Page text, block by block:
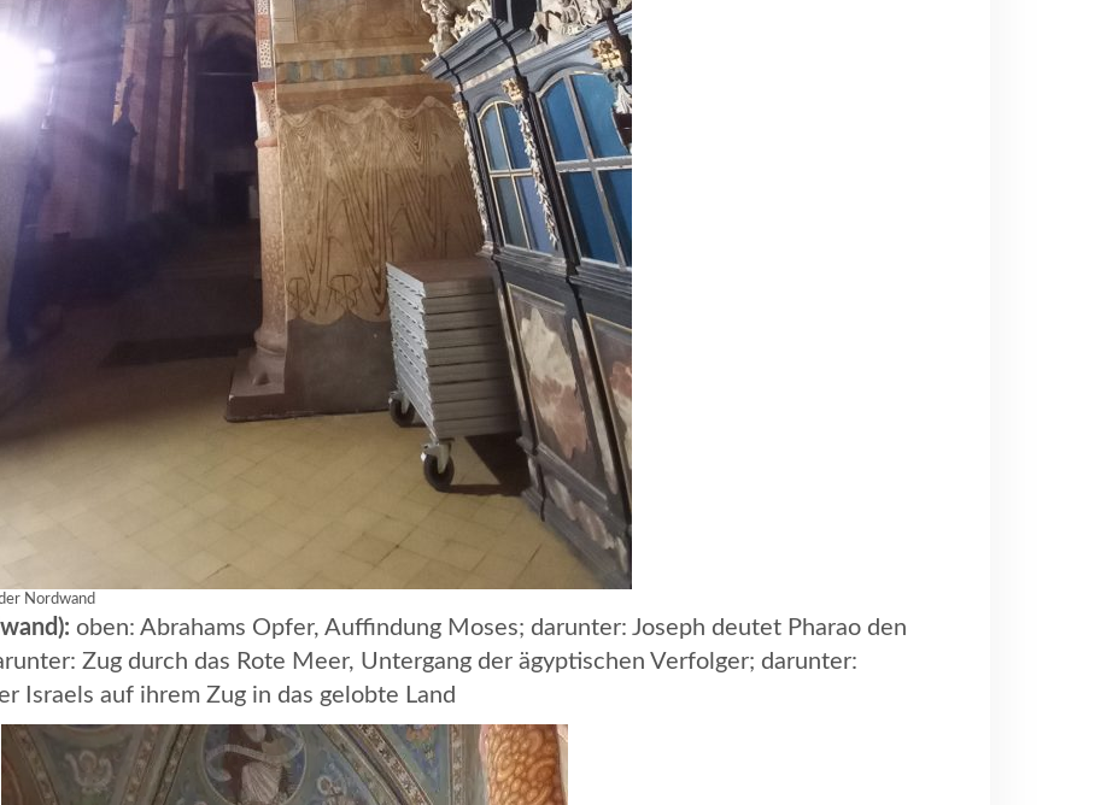
Nordwand
oben: Abrahams Opfer, Auffindung Moses; darunter: Joseph deutet Pharao den
Zug durch das Rote Meer, Untergang der ägyptischen Verfolger; darunter:
Israels auf ihrem Zug in das gelobte Land